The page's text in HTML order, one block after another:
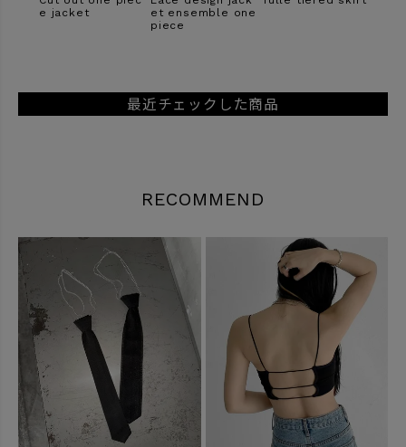
hort sleeve jack
et
最近チェックした商品
RECOMMEND